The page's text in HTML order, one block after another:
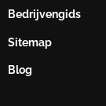
Bedrijvengids
Sitemap
Blog